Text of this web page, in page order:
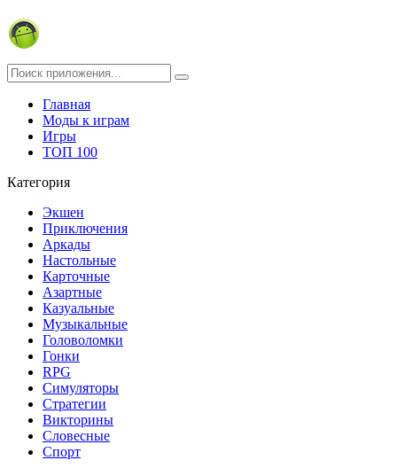
Главная
Моды к играм
Игры
ТОП 100
Категория
Экшен
Приключения
Аркады
Настольные
Карточные
Азартные
Казуальные
Музыкальные
Головоломки
Гонки
RPG
Симуляторы
Стратегии
Викторины
Словесные
Спорт